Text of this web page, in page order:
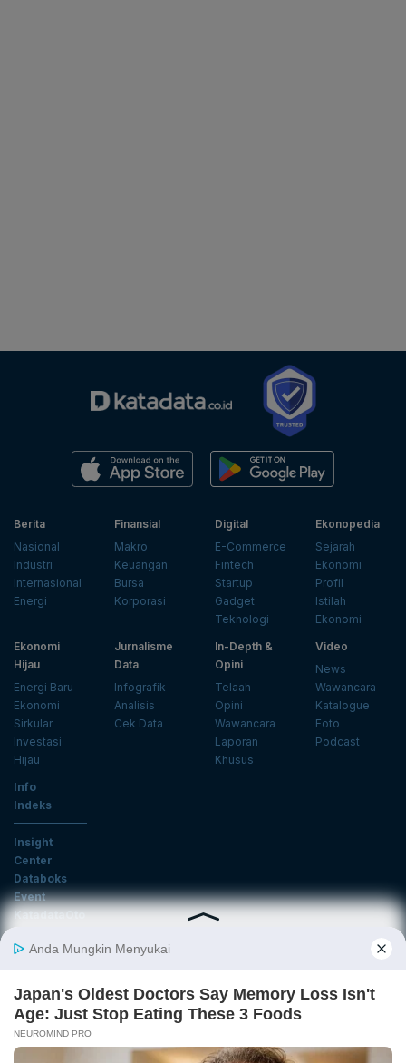
Berita
Nasional
Industri
Internasional
Energi
Finansial
Makro
Keuangan
Bursa
Korporasi
Digital
E-Commerce
Fintech
Startup
Gadget
Teknologi
Ekonopedia
Sejarah
Ekonomi
Profil
Istilah
Ekonomi
Ekonomi
Hijau
Energi Baru
Ekonomi
Sirkular
Investasi
Hijau
Jurnalisme
Data
Infografik
Analisis
Cek Data
In-Depth &
Opini
Telaah
Opini
Wawancara
Laporan
Khusus
Video
News
Wawancara
Katalogue
Foto
Podcast
Info
Indeks
Insight
Center
Databoks
Event
KatadataOto
Email
Daftar